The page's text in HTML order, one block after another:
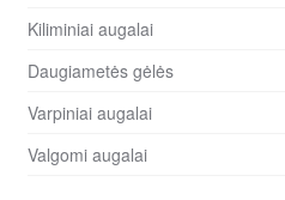
Kiliminiai augalai
Daugiametės gėlės
Varpiniai augalai
Valgomi augalai